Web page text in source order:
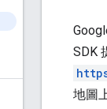
SDK
地圖